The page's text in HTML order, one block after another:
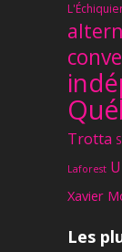
Trotta
Laforest
Xavier
Les